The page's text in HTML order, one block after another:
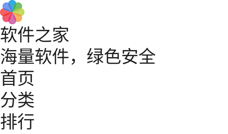
软件之家
海量软件，绿色安全
首页
分类
排行